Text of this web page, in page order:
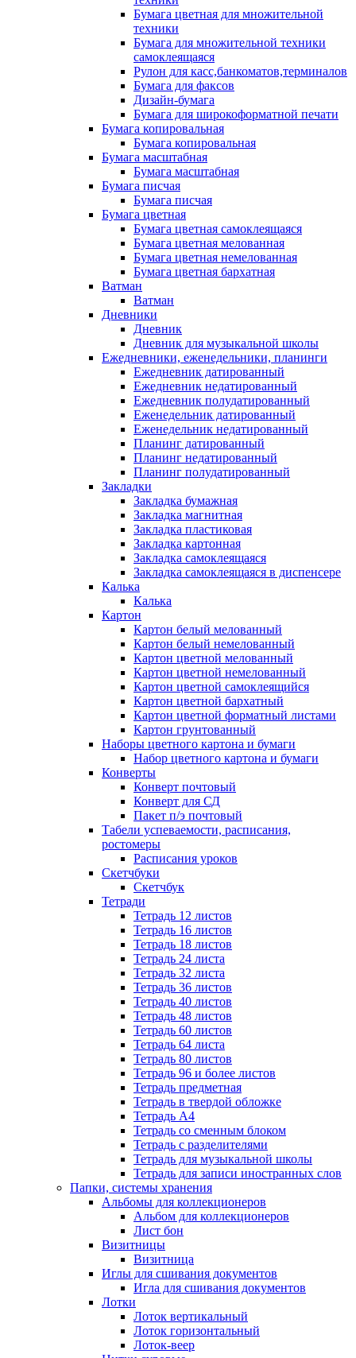
Бумага цветная для множительной
техники
Бумага для множительной техники
самоклеящаяся
Рулон для касс,банкоматов,терминалов
Бумага для факсов
Дизайн-бумага
Бумага для широкоформатной печати
Бумага копировальная
Бумага копировальная
Бумага масштабная
Бумага масштабная
Бумага писчая
Бумага писчая
Бумага цветная
Бумага цветная самоклеящаяся
Бумага цветная мелованная
Бумага цветная немелованная
Бумага цветная бархатная
Ватман
Ватман
Дневники
Дневник
Дневник для музыкальной школы
Ежедневники, еженедельники, планинги
Ежедневник датированный
Ежедневник недатированный
Ежедневник полудатированный
Еженедельник датированный
Еженедельник недатированный
Планинг датированный
Планинг недатированный
Планинг полудатированный
Закладки
Закладка бумажная
Закладка магнитная
Закладка пластиковая
Закладка картонная
Закладка самоклеящаяся
Закладка самоклеящаяся в диспенсере
Калька
Калька
Картон
Картон белый мелованный
Картон белый немелованный
Картон цветной мелованный
Картон цветной немелованный
Картон цветной самоклеящийся
Картон цветной бархатный
Картон цветной форматный листами
Картон грунтованный
Наборы цветного картона и бумаги
Набор цветного картона и бумаги
Конверты
Конверт почтовый
Конверт для СД
Пакет п/э почтовый
Табели успеваемости, расписания,
ростомеры
Расписания уроков
Скетчбуки
Скетчбук
Тетради
Тетрадь 12 листов
Тетрадь 16 листов
Тетрадь 18 листов
Тетрадь 24 листа
Тетрадь 32 листа
Тетрадь 36 листов
Тетрадь 40 листов
Тетрадь 48 листов
Тетрадь 60 листов
Тетрадь 64 листа
Тетрадь 80 листов
Тетрадь 96 и более листов
Тетрадь предметная
Тетрадь в твердой обложке
Тетрадь А4
Тетрадь со сменным блоком
Тетрадь с разделителями
Тетрадь для музыкальной школы
Тетрадь для записи иностранных слов
Папки, системы хранения
Альбомы для коллекционеров
Альбом для коллекционеров
Лист бон
Визитницы
Визитница
Иглы для сшивания документов
Игла для сшивания документов
Лотки
Лоток вертикальный
Лоток горизонтальный
Лоток-веер